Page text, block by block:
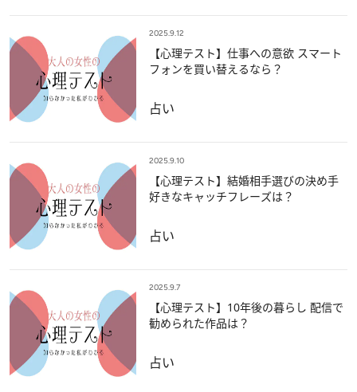
2025.9.12
【心理テスト】仕事への意欲 スマート
フォンを買い替えるなら？
占い
2025.9.10
【心理テスト】結婚相手選びの決め手
好きなキャッチフレーズは？
占い
2025.9.7
【心理テスト】10年後の暮らし 配信で
勧められた作品は？
占い